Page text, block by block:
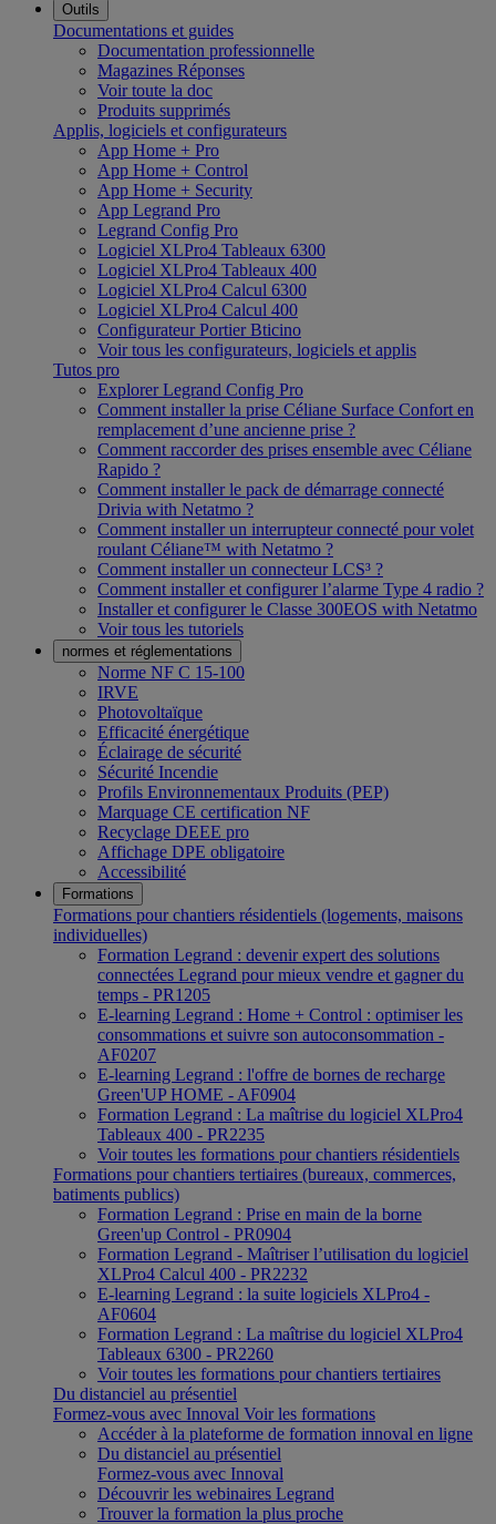
Outils
Documentations et guides
Documentation professionnelle
Magazines Réponses
Voir toute la doc
Produits supprimés
Applis, logiciels et configurateurs
App Home + Pro
App Home + Control
App Home + Security
App Legrand Pro
Legrand Config Pro
Logiciel XLPro4 Tableaux 6300
Logiciel XLPro4 Tableaux 400
Logiciel XLPro4 Calcul 6300
Logiciel XLPro4 Calcul 400
Configurateur Portier Bticino
Voir tous les configurateurs, logiciels et applis
Tutos pro
Explorer Legrand Config Pro
Comment installer la prise Céliane Surface Confort en
remplacement d’une ancienne prise ?
Comment raccorder des prises ensemble avec Céliane
Rapido ?
Comment installer le pack de démarrage connecté
Drivia with Netatmo ?
Comment installer un interrupteur connecté pour volet
roulant Céliane™ with Netatmo ?
Comment installer un connecteur LCS³ ?
Comment installer et configurer l’alarme Type 4 radio ?
Installer et configurer le Classe 300EOS with Netatmo
Voir tous les tutoriels
normes et réglementations
Norme NF C 15-100
IRVE
Photovoltaïque
Efficacité énergétique
Éclairage de sécurité
Sécurité Incendie
Profils Environnementaux Produits (PEP)
Marquage CE certification NF
Recyclage DEEE pro
Affichage DPE obligatoire
Accessibilité
Formations
Formations pour chantiers résidentiels (logements, maisons
individuelles)
Formation Legrand : devenir expert des solutions
connectées Legrand pour mieux vendre et gagner du
temps - PR1205
E-learning Legrand : Home + Control : optimiser les
consommations et suivre son autoconsommation -
AF0207
E-learning Legrand : l'offre de bornes de recharge
Green'UP HOME - AF0904
Formation Legrand : La maîtrise du logiciel XLPro4
Tableaux 400 - PR2235
Voir toutes les formations pour chantiers résidentiels
Formations pour chantiers tertiaires (bureaux, commerces,
batiments publics)
Formation Legrand : Prise en main de la borne
Green'up Control - PR0904
Formation Legrand - Maîtriser l’utilisation du logiciel
XLPro4 Calcul 400 - PR2232
E-learning Legrand : la suite logiciels XLPro4 -
AF0604
Formation Legrand : La maîtrise du logiciel XLPro4
Tableaux 6300 - PR2260
Voir toutes les formations pour chantiers tertiaires
Du distanciel au présentiel
Formez-vous avec Innoval Voir les formations
Accéder à la plateforme de formation innoval en ligne
Du distanciel au présentiel
Formez-vous avec Innoval
Découvrir les webinaires Legrand
Trouver la formation la plus proche